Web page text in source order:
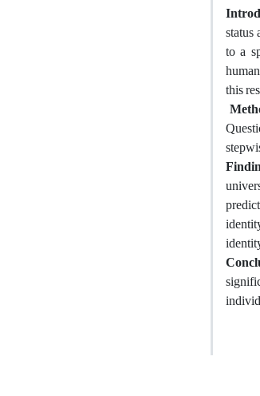
status
to a
this